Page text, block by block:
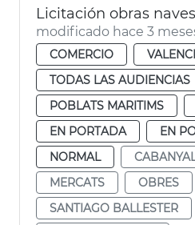
modificado hace 3
COMERCIO
TODAS LAS AUDIENCIAS
POBLATS MARITIMS
EN PORTADA
EN
NORMAL
MERCATS
OBRES
SANTIAGO BALLESTER